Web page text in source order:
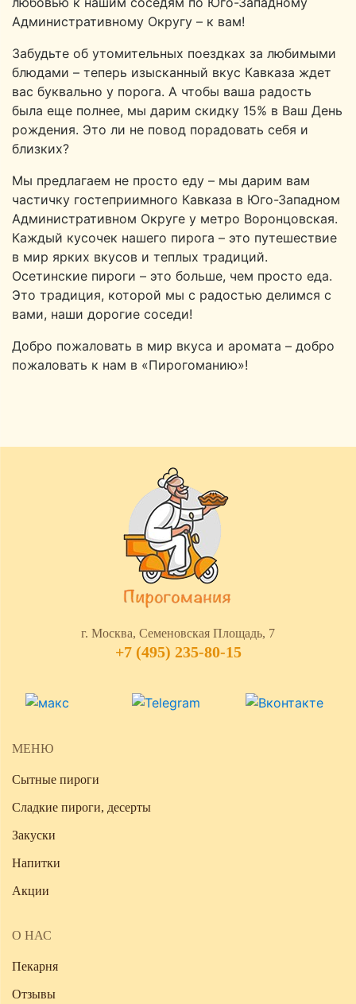
Административному Округу – к вам!
Забудьте об утомительных поездках за любимыми
блюдами – теперь изысканный вкус Кавказа ждет
вас буквально у порога. А чтобы ваша радость
была еще полнее, мы дарим скидку 15% в Ваш День
рождения. Это ли не повод порадовать себя и
близких?
Мы предлагаем не просто еду – мы дарим вам
частичку гостеприимного Кавказа в Юго-Западном
Административном Округе у метро Воронцовская.
Каждый кусочек нашего пирога – это путешествие
в мир ярких вкусов и теплых традиций.
Осетинские пироги – это больше, чем просто еда.
Это традиция, которой мы с радостью делимся с
вами, наши дорогие соседи!
Добро пожаловать в мир вкуса и аромата – добро
пожаловать к нам в «Пирогоманию»!
г. Москва, Семеновская Площадь, 7
+7 (495) 235-80-15
МЕНЮ
Сытные пироги
Сладкие пироги, десерты
Закуски
Напитки
Акции
О НАС
Пекарня
Отзывы